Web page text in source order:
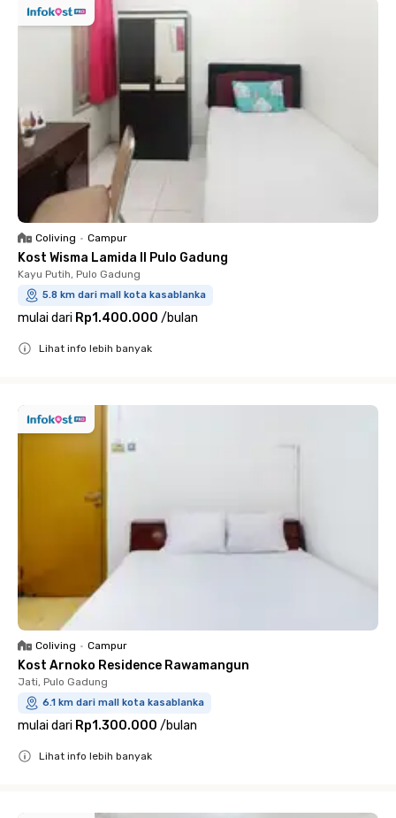
Coliving • Campur
Kost Wisma Lamida II Pulo Gadung
Kayu Putih, Pulo Gadung
5.8 km dari mall kota kasablanka
mulai dari Rp1.400.000 /bulan
Lihat info lebih banyak
Coliving • Campur
Kost Arnoko Residence Rawamangun
Jati, Pulo Gadung
6.1 km dari mall kota kasablanka
mulai dari Rp1.300.000 /bulan
Lihat info lebih banyak